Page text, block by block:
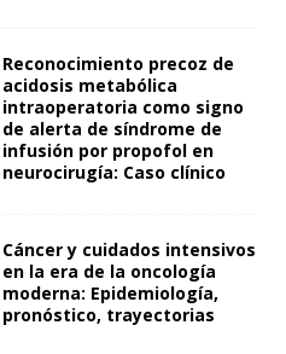
Reconocimiento precoz de
acidosis metabólica
intraoperatoria como signo
de alerta de síndrome de
infusión por propofol en
neurocirugía: Caso clínico
Cáncer y cuidados intensivos
en la era de la oncología
moderna: Epidemiología,
pronóstico, trayectorias